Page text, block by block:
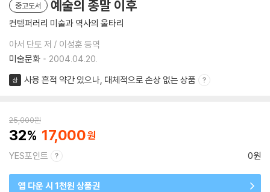
중고도서 예술의 종말 이후
컨템퍼러리 미술과 역사의 울타리
아서 단토 저 / 이성훈 등역
미술문화
2004.04.20.
상 사용 흔적 약간 있으나, 대체적으로 손상 없는 상품
25,000원
32 17,000
YES포인트 0원
앱 다운 시 1천원 상품권